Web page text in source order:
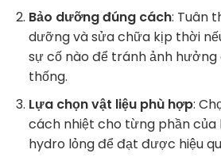
Bảo dưỡng đúng cách: Tuân
dưỡng và sửa chữa kịp thời
sự cố nào để tránh ảnh hưởng
thống.
Lựa chọn vật liệu phù hợp:
cách nhiệt cho từng phần của
hydro lỏng để đạt được hiệu